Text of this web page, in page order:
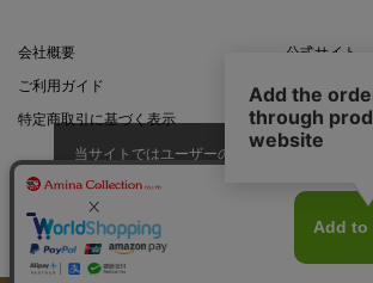
会社概要
公式サイト
ご利用ガイド
店舗一覧
特定商取引に基づく表示
プライバシー
スマートフォン | PCサイ
当サイトではユーザーの利便性向